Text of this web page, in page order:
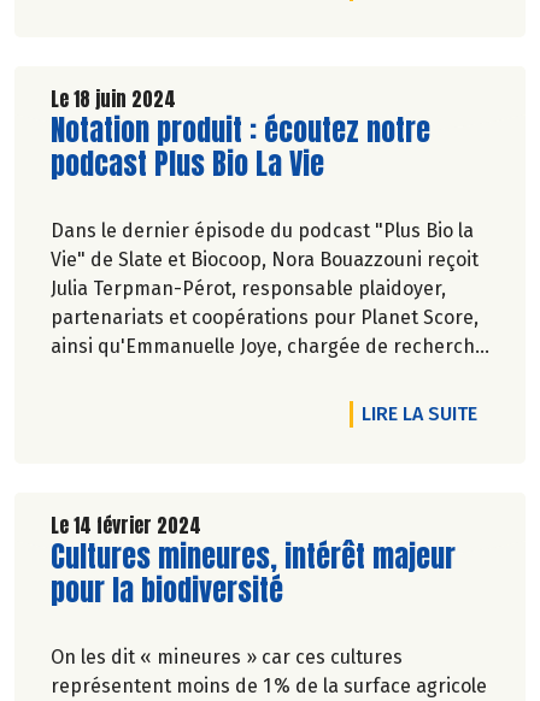
qualité !
Le 18 juin 2024
Lire la suite de l'article
Notation produit : écoutez notre
podcast Plus Bio La Vie
Dans le dernier épisode du podcast "Plus Bio la
Vie" de Slate et Biocoop, Nora Bouazzouni reçoit
Julia Terpman-Pérot, responsable plaidoyer,
partenariats et coopérations pour Planet Score,
ainsi qu'Emmanuelle Joye, chargée de recherche
LIRE LA SUITEDE
Le 14 février 2024
Lire la suite de l'article
Cultures mineures, intérêt majeur
pour la biodiversité
On les dit « mineures » car ces cultures
représentent moins de 1 % de la surface agricole